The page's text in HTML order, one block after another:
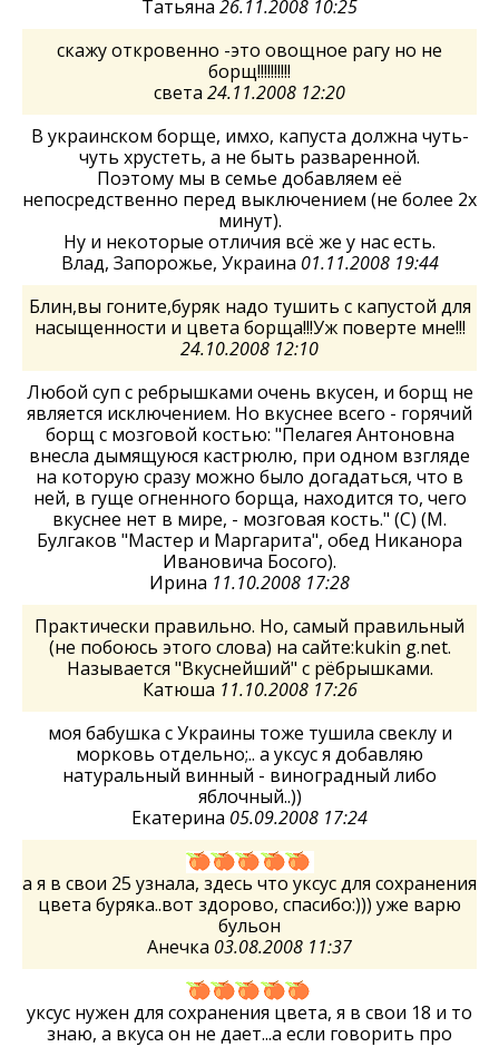
Татьяна 26.11.2008 10:25
скажу откровенно -это овощное рагу но не
борщ!!!!!!!!!!
света 24.11.2008 12:20
В украинском борще, имхо, капуста должна чуть-
чуть хрустеть, а не быть разваренной.
Поэтому мы в семье добавляем её
непосредственно перед выключением (не более 2х
минут).
Ну и некоторые отличия всё же у нас есть.
Влад, Запорожье, Украина 01.11.2008 19:44
Блин,вы гоните,буряк надо тушить с капустой для
насыщенности и цвета борща!!!Уж поверте мне!!!
24.10.2008 12:10
Любой суп с ребрышками очень вкусен, и борщ не
является исключением. Но вкуснее всего - горячий
борщ с мозговой костью: "Пелагея Антоновна
внесла дымящуюся кастрюлю, при одном взгляде
на которую сразу можно было догадаться, что в
ней, в гуще огненного борща, находится то, чего
вкуснее нет в мире, - мозговая кость." (С) (М.
Булгаков "Мастер и Маргарита", обед Никанора
Ивановича Босого).
Ирина 11.10.2008 17:28
Практически правильно. Но, самый правильный
(не побоюсь этого слова) на сайте:kukin g.net.
Называется "Вкуснейший" с рёбрышками.
Катюша 11.10.2008 17:26
моя бабушка с Украины тоже тушила свеклу и
морковь отдельно;.. а уксус я добавляю
натуральный винный - виноградный либо
яблочный..))
Екатерина 05.09.2008 17:24
а я в свои 25 узнала, здесь что уксус для сохранения
цвета буряка..вот здорово, спасибо:))) уже варю
бульон
Анечка 03.08.2008 11:37
уксус нужен для сохранения цвета, я в свои 18 и то
знаю, а вкуса он не дает...а если говорить про